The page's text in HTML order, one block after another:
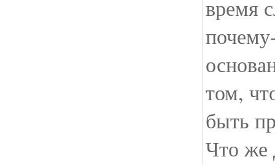
время
том,
быть
Что же